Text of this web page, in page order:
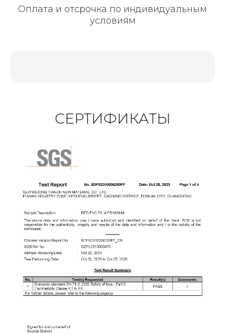
Оплата и отсрочка по индивидуальным
условиям
СЕРТИФИКАТЫ